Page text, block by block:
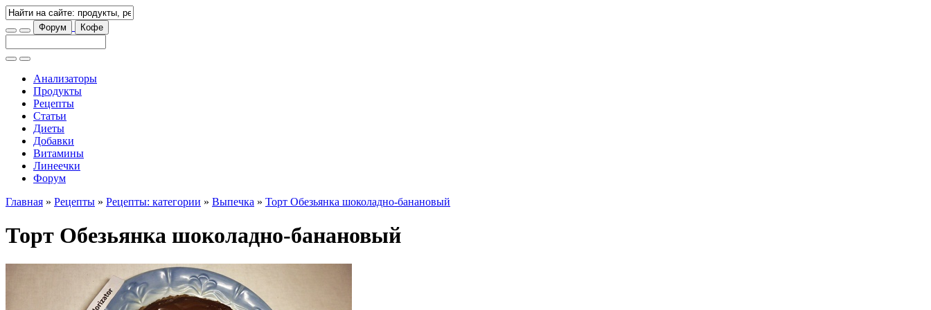
Форум Кофе
Анализаторы
Продукты
Рецепты
Статьи
Диеты
Добавки
Витамины
Линеечки
Форум
Главная » Рецепты » Рецепты: категории » Выпечка » Торт Обезьянка шоколадно-банановый
Торт Обезьянка шоколадно-банановый